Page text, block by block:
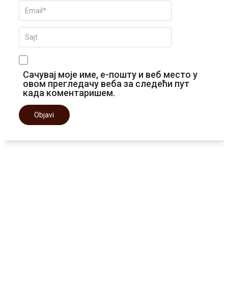
Сачувај моје име, е-пошту и веб место у
овом прегледачу веба за следећи пут
када коментаришем.